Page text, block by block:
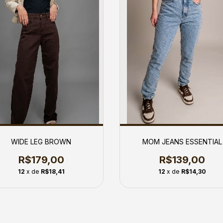
WIDE LEG BROWN
R$179,00
12 x de R$18,41
MOM JEANS ESSENTIAL
R$139,00
12 x de R$14,30